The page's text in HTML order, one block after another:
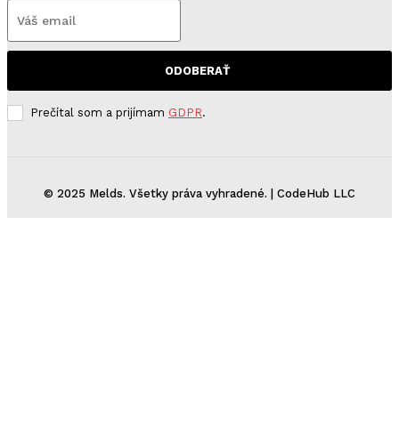
ODOBERAŤ
Prečítal som a prijímam GDPR.
© 2025 Melds. Všetky práva vyhradené. | CodeHub LLC